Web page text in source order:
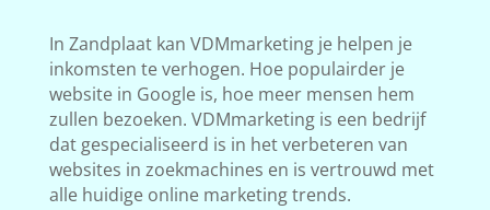
In Zandplaat kan VDMmarketing je helpen je
inkomsten te verhogen. Hoe populairder je
website in Google is, hoe meer mensen hem
zullen bezoeken. VDMmarketing is een bedrijf
dat gespecialiseerd is in het verbeteren van
websites in zoekmachines en is vertrouwd met
alle huidige online marketing trends.